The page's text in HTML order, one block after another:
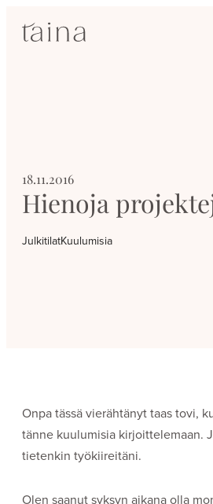
suoraan
SisustusTaina
18.11.2016
Hienoja
JulkitilatKuulumisia
Onpa tässä vierähtänyt taas tovi,
tänne kuulumisia kirjoittelemaan.
tietenkin työkiireitäni.
Olen saanut syksyn aikana olla